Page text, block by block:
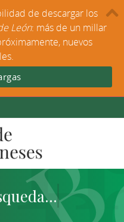
de descargar los
León: más de un millar
nuevos